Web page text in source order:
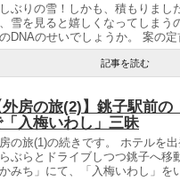
ぶりの雪！しかも、積もりまし
雪を見ると嬉しくなってしまう
DNAのせいでしょうか。 案の定
記事を読む
外房の旅(2)】銚子駅前の
入梅いわし」三昧
の旅(1)の続きです。 ホテルを
ぶらとドライブしつつ銚子へ移
かみち」にて、「入梅いわし」を